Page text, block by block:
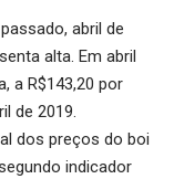
abril de
alta. Em abril
a R$143,20 por
de 2019.
dos preços do boi
indicador